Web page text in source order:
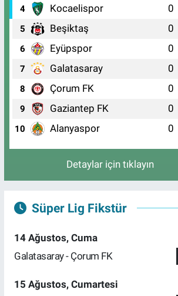
4 Kocaelispor 0
5 Beşiktaş 0
6 Eyüpspor 0
7 Galatasaray 0
8 Çorum FK 0
9 Gaziantep FK 0
10 Alanyaspor 0
Detaylar için tıklayın
Süper Lig Fikstür
14 Ağustos, Cuma
Galatasaray - Çorum FK
15 Ağustos, Cumartesi